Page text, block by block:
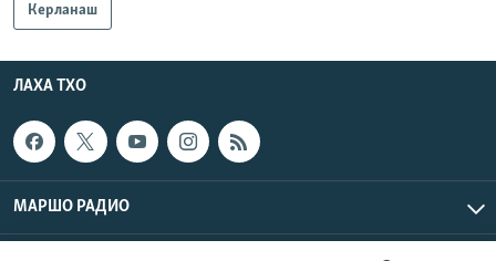
Керланаш
ЛАХА ТХО
МАРШО РАДИО